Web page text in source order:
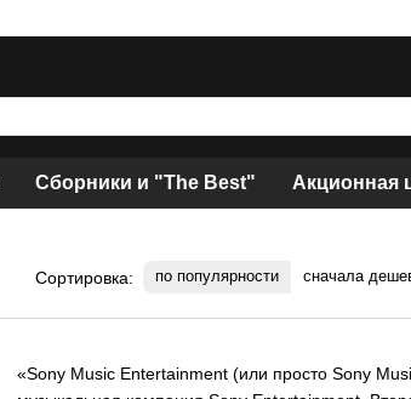
Сборники и "The Best" Акционная
Сортировка: по популярности сначала
«Sony Music Entertainment (или просто Sony